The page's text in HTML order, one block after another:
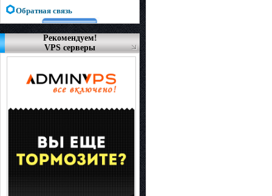
Обратная связь
Рекомендуем!
VPS серверы